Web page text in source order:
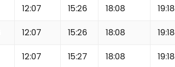
12:07 15:26 18:08 19:18
12:07 15:26 18:08 19:18
12:07 15:27 18:08 19:18